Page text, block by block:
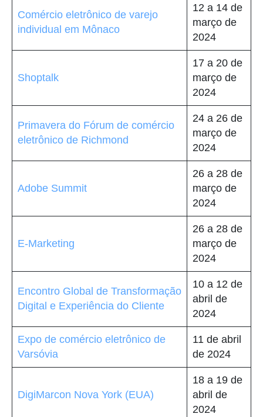
Comércio eletrônico de varejo
individual em Mônaco
12 a 14 de
março de
2024
Shoptalk
17 a 20 de
março de
2024
Primavera do Fórum de comércio
eletrônico de Richmond
24 a 26 de
março de
2024
Adobe Summit
26 a 28 de
março de
2024
E-Marketing
26 a 28 de
março de
2024
Encontro Global de Transformação
Digital e Experiência do Cliente
10 a 12 de
abril de
2024
Expo de comércio eletrônico de
Varsóvia
11 de abril
de 2024
DigiMarcon Nova York (EUA)
18 a 19 de
abril de
2024